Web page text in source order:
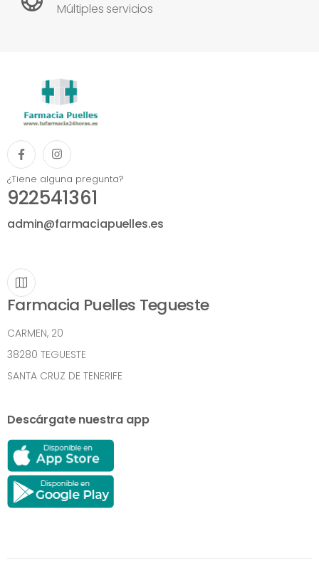
Múltiples servicios
¿Tiene alguna pregunta?
922541361
admin@farmaciapuelles.es
Farmacia Puelles Tegueste
CARMEN, 20
38280 TEGUESTE
SANTA CRUZ DE TENERIFE
Descárgate nuestra app